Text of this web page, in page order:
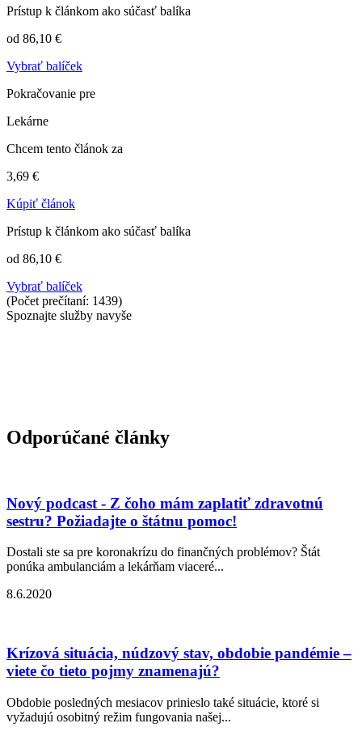
Prístup k článkom ako súčasť balíka
od 86,10 €
Vybrať balíček
Pokračovanie pre
Lekárne
Chcem tento článok za
3,69 €
Kúpiť článok
Prístup k článkom ako súčasť balíka
od 86,10 €
Vybrať balíček
(Počet prečítaní: 1439)
Spoznajte služby navyše
Odporúčané články
Nový podcast - Z čoho mám zaplatiť zdravotnú
sestru? Požiadajte o štátnu pomoc!
Dostali ste sa pre koronakrízu do finančných problémov? Štát
ponúka ambulanciám a lekárňam viaceré...
8.6.2020
Krízová situácia, núdzový stav, obdobie pandémie –
viete čo tieto pojmy znamenajú?
Obdobie posledných mesiacov prinieslo také situácie, ktoré si
vyžadujú osobitný režim fungovania našej...